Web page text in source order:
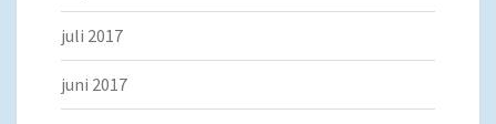
juli 2017
juni 2017